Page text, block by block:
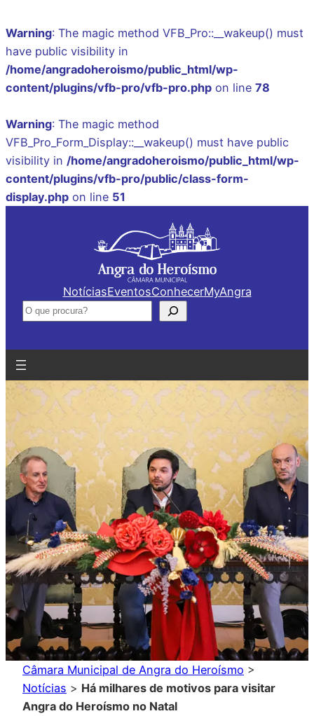
Warning: The magic method VFB_Pro::__wakeup() must
have public visibility in
/home/angradoheroismo/public_html/wp-
content/plugins/vfb-pro/vfb-pro.php on line 78
Warning: The magic method
VFB_Pro_Form_Display::__wakeup() must have public
visibility in /home/angradoheroismo/public_html/wp-
content/plugins/vfb-pro/public/class-form-
display.php on line 51
NotíciasEventosConhecerMyAngra
Pesquisar
Câmara Municipal de Angra do Heroísmo >
Notícias > Há milhares de motivos para visitar
Angra do Heroísmo no Natal